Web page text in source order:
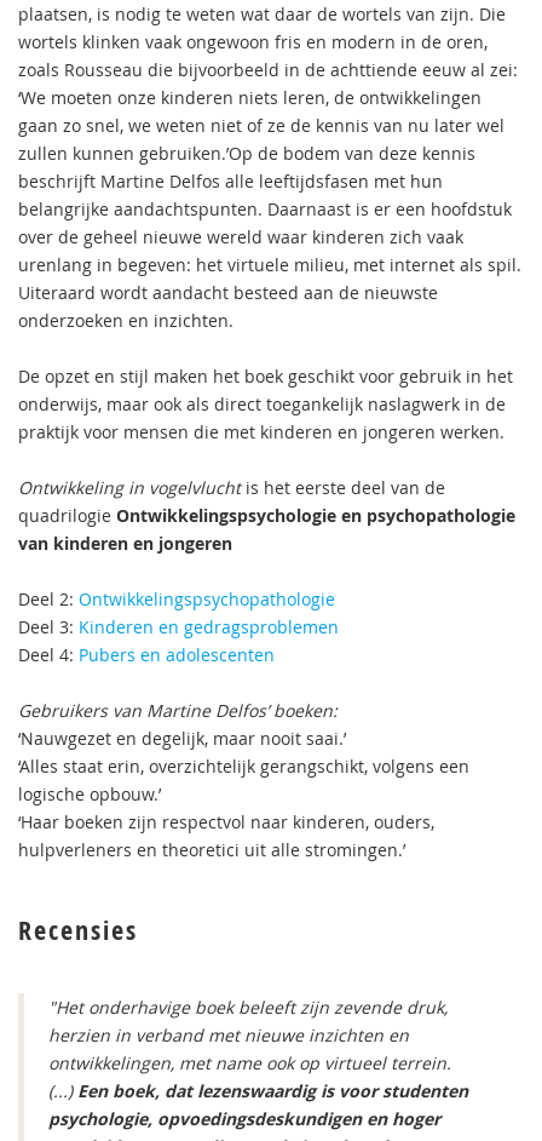
plaatsen, is nodig te weten wat daar de wortels van zijn. Die
wortels klinken vaak ongewoon fris en modern in de oren,
zoals Rousseau die bijvoorbeeld in de achttiende eeuw al zei:
‘We moeten onze kinderen niets leren, de ontwikkelingen
gaan zo snel, we weten niet of ze de kennis van nu later wel
zullen kunnen gebruiken.’Op de bodem van deze kennis
beschrijft Martine Delfos alle leeftijdsfasen met hun
belangrijke aandachtspunten. Daarnaast is er een hoofdstuk
over de geheel nieuwe wereld waar kinderen zich vaak
urenlang in begeven: het virtuele milieu, met internet als spil.
Uiteraard wordt aandacht besteed aan de nieuwste
onderzoeken en inzichten.
De opzet en stijl maken het boek geschikt voor gebruik in het
onderwijs, maar ook als direct toegankelijk naslagwerk in de
praktijk voor mensen die met kinderen en jongeren werken.
Ontwikkeling in vogelvluchtis het eerste deel van de
quadrilogie Ontwikkelingspsychologie en psychopathologie
van kinderen en jongeren
Deel 2: Ontwikkelingspsychopathologie
Deel 3: Kinderen en gedragsproblemen
Deel 4: Pubers en adolescenten
Gebruikers van Martine Delfos’ boeken:
‘Nauwgezet en degelijk, maar nooit saai.’
‘Alles staat erin, overzichtelijk gerangschikt, volgens een
logische opbouw.’
‘Haar boeken zijn respectvol naar kinderen, ouders,
hulpverleners en theoretici uit alle stromingen.’
Recensies
"Het onderhavige boek beleeft zijn zevende druk,
herzien in verband met nieuwe inzichten en
ontwikkelingen, met name ook op virtueel terrein.
(...) Een boek, dat lezenswaardig is voor studenten
psychologie, opvoedingsdeskundigen en hoger